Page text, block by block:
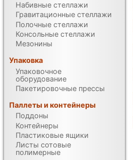
Набивные стеллажи
Гравитационные стеллажи
Полочные стеллажи
Консольные стеллажи
Мезонины
Упаковка
Упаковочное
оборудование
Пакетировочные прессы
Паллеты и контейнеры
Поддоны
Контейнеры
Пластиковые ящики
Листы сотовые
полимерные